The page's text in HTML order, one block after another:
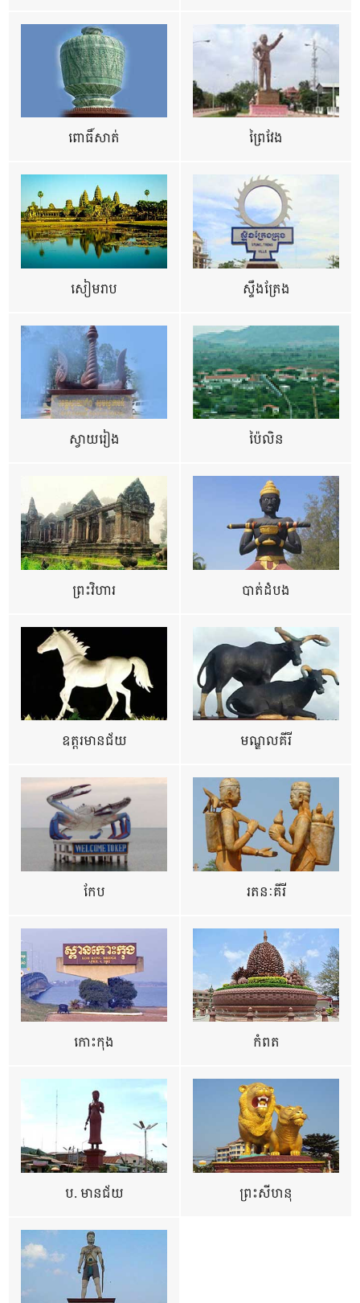
ពោធិ៍សាត់ ព្រៃវែង
សៀមរាប ស្ទឹងត្រែង
ស្វាយរៀង ប៉ៃលិន
ព្រះវិហារ បាត់ដំបង
ឧត្ដរមានជ័យ មណ្ឌលគីរី
កែប រតនៈគីរី
កោះកុង កំពត
ប. មានជ័យ ព្រះសីហនុ